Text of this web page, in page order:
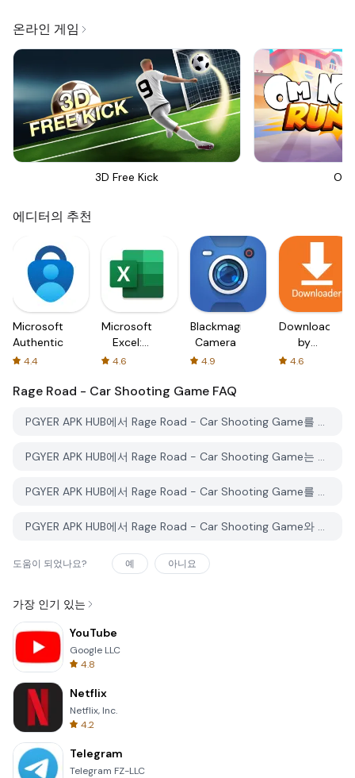
온라인 게임
3D Free Kick Om
에디터의 추천
Microsoft
Authenticator
4.4
Microsoft
Excel:
Spreadsheets
4.6
Blackmagic
Camera
4.9
Downloader
by
AFTVnews
4.6
Rage Road - Car Shooting Game FAQ
PGYER APK HUB에서 Rage Road - Car Shooting Game를 다운로드하는 방법은 무엇인가요?
PGYER APK HUB에서 Rage Road - Car Shooting Game는 무료로 다운로드할 수 있나요?
PGYER APK HUB에서 Rage Road - Car Shooting Game를 다운로드하려면 계정이 필요한가요?
PGYER APK HUB에서 Rage Road - Car Shooting Game와 관련된 문제를 신고하는 방법은 무엇인가요?
도움이 되었나요? 예 아니요
가장 인기 있는
YouTube
Google LLC
4.8
Netflix
Netflix, Inc.
4.2
Telegram
Telegram FZ-LLC